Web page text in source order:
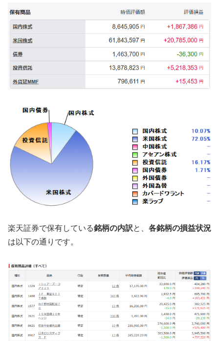
楽天証券で保有している銘柄の内訳と、 各銘柄の損益状況
は以下の通りです。